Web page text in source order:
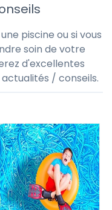
piscine ou si vous
soin de votre
d'excellentes
/ conseils.